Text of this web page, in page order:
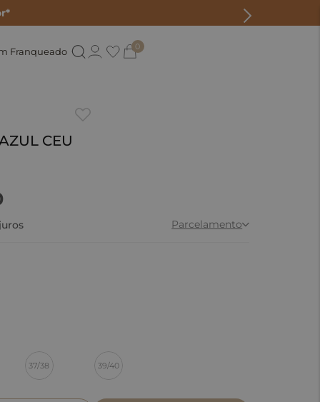
Franqueado 0
CEU
Parcelamento
37/38 39/40